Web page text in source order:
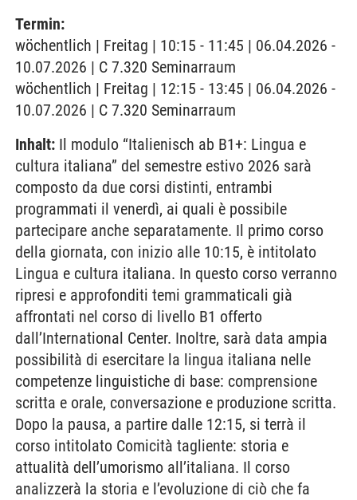
Termin:
wöchentlich | Freitag | 10:15 - 11:45 | 06.04.2026 -
10.07.2026 | C 7.320 Seminarraum
wöchentlich | Freitag | 12:15 - 13:45 | 06.04.2026 -
10.07.2026 | C 7.320 Seminarraum
Inhalt: Il modulo “Italienisch ab B1+: Lingua e
cultura italiana” del semestre estivo 2026 sarà
composto da due corsi distinti, entrambi
programmati il venerdì, ai quali è possibile
partecipare anche separatamente. Il primo corso
della giornata, con inizio alle 10:15, è intitolato
Lingua e cultura italiana. In questo corso verranno
ripresi e approfonditi temi grammaticali già
affrontati nel corso di livello B1 offerto
dall’International Center. Inoltre, sarà data ampia
possibilità di esercitare la lingua italiana nelle
competenze linguistiche di base: comprensione
scritta e orale, conversazione e produzione scritta.
Dopo la pausa, a partire dalle 12:15, si terrà il
corso intitolato Comicità tagliente: storia e
attualità dell’umorismo all’italiana. Il corso
analizzerà la storia e l’evoluzione di ciò che fa